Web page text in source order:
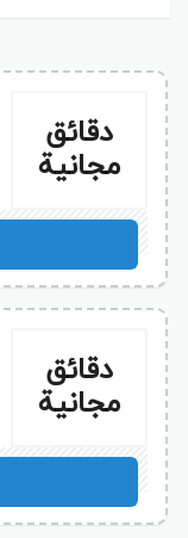
دقائق
مجانية
دقائق
مجانية